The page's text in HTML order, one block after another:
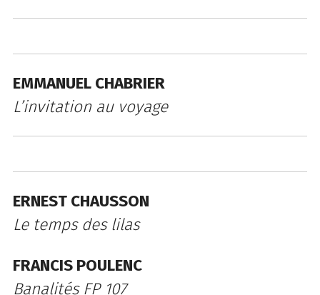
EMMANUEL CHABRIER
L’invitation au voyage
ERNEST CHAUSSON
Le temps des lilas
FRANCIS POULENC
Banalités FP 107